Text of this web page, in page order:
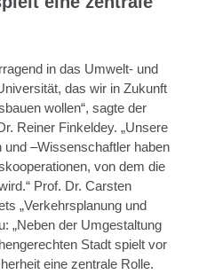
in das Umwelt- und
das wir in Zukunft
wollen“, sagte der
Reiner Finkeldey. „Unsere
–Wissenschaftler haben
von dem die
Prof. Dr. Carsten
„Verkehrsplanung und
„Neben der Umgestaltung
Stadt spielt vor
eine zentrale Rolle.